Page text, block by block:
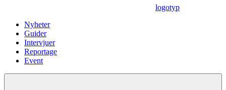
logotyp
Nyheter
Guider
Intervjuer
Reportage
Event